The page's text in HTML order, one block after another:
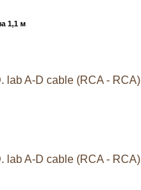
1,1 м
lab A-D cable (RCA - RCA)
lab A-D cable (RCA - RCA)